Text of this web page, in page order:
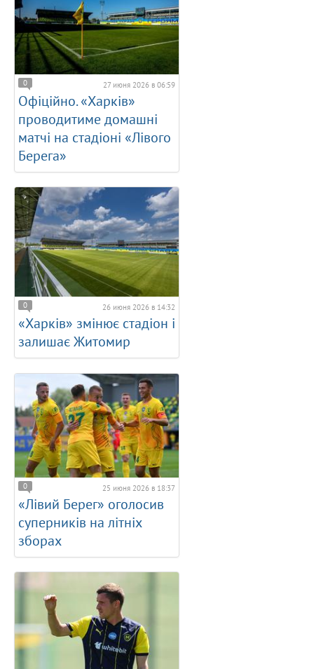
0 27 июня 2026 в 06:59
Офіційно. «Харків»
проводитиме домашні
матчі на стадіоні «Лівого
Берега»
0 26 июня 2026 в 14:32
«Харків» змінює стадіон і
залишає Житомир
0 25 июня 2026 в 18:37
«Лівий Берег» оголосив
суперників на літніх
зборах